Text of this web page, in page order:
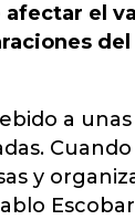
el
a
Cuando
y